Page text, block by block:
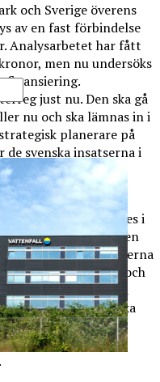
och Sverige överens
av en fast förbindelse
Analysarbetet har fått
men nu undersöks
finansiering.
just nu. Den ska gå
nu och ska lämnas in i
planerare på
svenska insatserna i
initierat
avslutades i
hur representationen
Myndigheterna
på svensk sida och
på dansk sida
för den danska
som en
ha delleveranser